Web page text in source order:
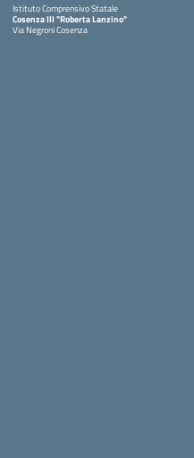
Istituto Comprensivo Statale
Cosenza III "Roberta Lanzino"
Via Negroni Cosenza
— Visita la pagina iniziale della scuola